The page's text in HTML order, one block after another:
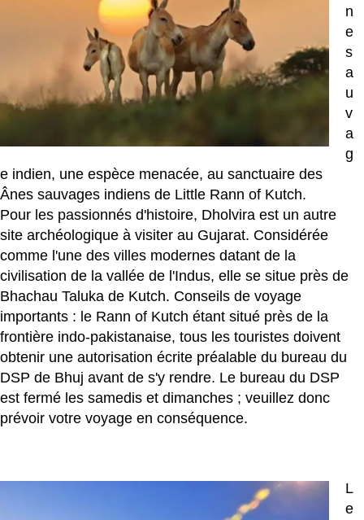
n
e
s
a
u
v
a
g
e indien, une espèce menacée, au sanctuaire des
Ânes sauvages indiens de Little Rann of Kutch.
Pour les passionnés d'histoire, Dholvira est un autre
site archéologique à visiter au Gujarat. Considérée
comme l'une des villes modernes datant de la
civilisation de la vallée de l'Indus, elle se situe près de
Bhachau Taluka de Kutch. Conseils de voyage
importants : le Rann of Kutch étant situé près de la
frontière indo-pakistanaise, tous les touristes doivent
obtenir une autorisation écrite préalable du bureau du
DSP de Bhuj avant de s'y rendre. Le bureau du DSP
est fermé les samedis et dimanches ; veuillez donc
prévoir votre voyage en conséquence.
L
e